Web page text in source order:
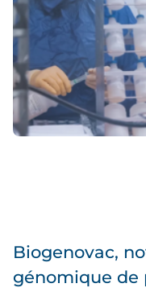
Biogenovac,
génomique de